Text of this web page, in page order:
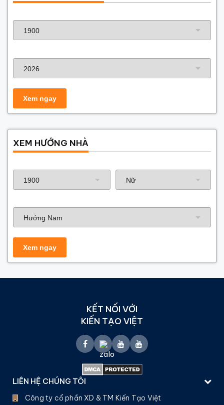
XEM HƯỚNG NHÀ
KẾT NỐI VỚI
KIẾN TẠO VIỆT
LIÊN HỆ CHÚNG TÔI
Công ty cổ phần XD & TM Kiến Tạo Việt